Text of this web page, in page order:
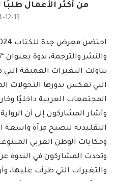
من أكثر الأعمال
12-19
والنشر والترجمة، ندوة بعنوان
تناولت التغيرات العميقة التي
التي تعكس بدورها التحولات
المجتمعات العربية داخليًا
وأشار المشاركون إلى أن
التقليدية لتصبح مرآة
وحكايات الوطن العربي
وتحدث المشاركون في الندوة
والتغيرات التي طرأت عليها،